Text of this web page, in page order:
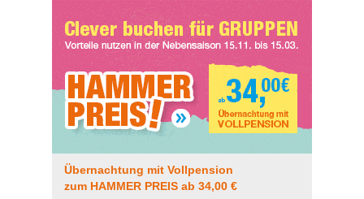
Übernachtung mit Vollpension
zum HAMMER PREIS ab 34,00 €